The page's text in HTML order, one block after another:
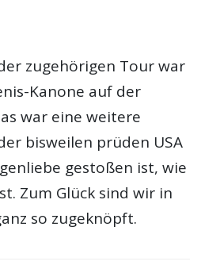
zugehörigen Tour war
Kanone auf der
war eine weitere
bisweilen prüden USA
gestoßen ist, wie
Zum Glück sind wir in
so zugeknöpft.